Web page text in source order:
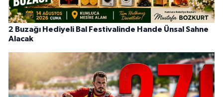
2 Buzağı Hediyeli Bal Festivalinde Hande Ünsal Sahne
Alacak